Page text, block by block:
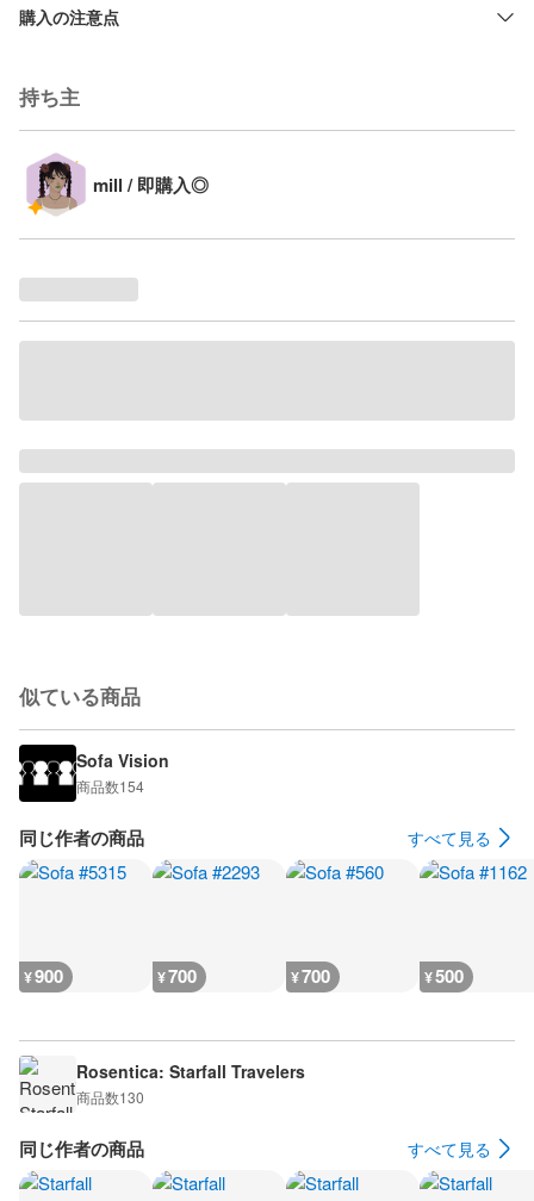
購入の注意点
持ち主
mill / 即購入◎
似ている商品
Sofa Vision
商品数154
同じ作者の商品 すべて見る
¥900 ¥700 ¥700 ¥500
Rosentica: Starfall Travelers
商品数130
同じ作者の商品 すべて見る